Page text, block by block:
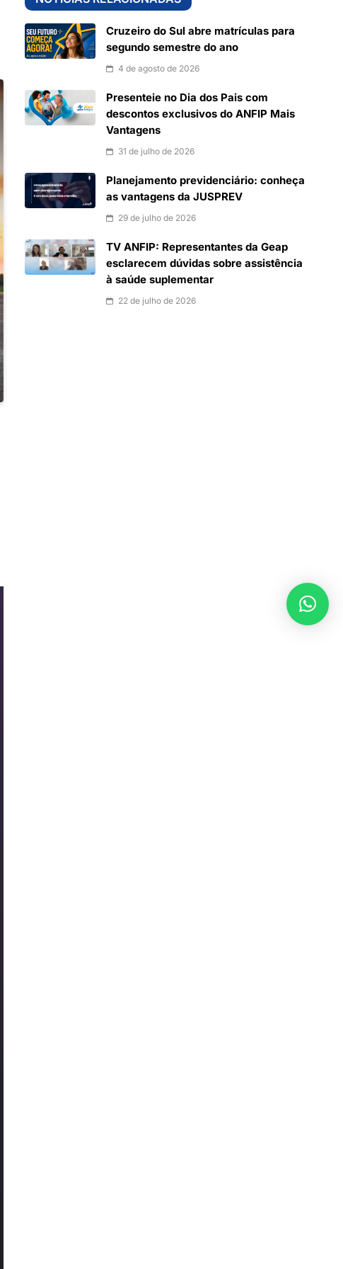
Cruzeiro do Sul abre matrículas para
segundo semestre do ano
4 de agosto de 2026
Presenteie no Dia dos Pais com
descontos exclusivos do ANFIP Mais
Vantagens
31 de julho de 2026
Planejamento previdenciário: conheça
as vantagens da JUSPREV
29 de julho de 2026
TV ANFIP: Representantes da Geap
esclarecem dúvidas sobre assistência
à saúde suplementar
22 de julho de 2026